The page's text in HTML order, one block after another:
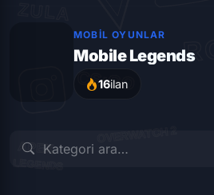
MOBIL OYUNLAR
Mobile Legends
16ilan